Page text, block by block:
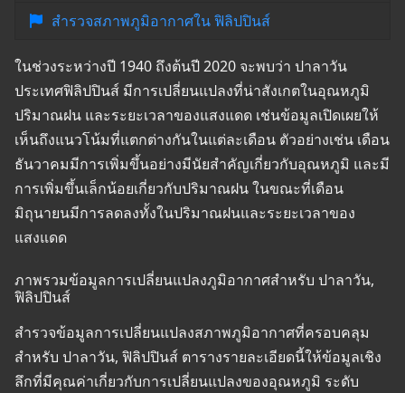
สำรวจสภาพภูมิอากาศใน ฟิลิปปินส์
ในช่วงระหว่างปี 1940 ถึงต้นปี 2020 จะพบว่า ปาลาวัน
ประเทศฟิลิปปินส์ มีการเปลี่ยนแปลงที่น่าสังเกตในอุณหภูมิ
ปริมาณฝน และระยะเวลาของแสงแดด เช่นข้อมูลเปิดเผยให้
เห็นถึงแนวโน้มที่แตกต่างกันในแต่ละเดือน ตัวอย่างเช่น เดือน
ธันวาคมมีการเพิ่มขึ้นอย่างมีนัยสำคัญเกี่ยวกับอุณหภูมิ และมี
การเพิ่มขึ้นเล็กน้อยเกี่ยวกับปริมาณฝน ในขณะที่เดือน
มิถุนายนมีการลดลงทั้งในปริมาณฝนและระยะเวลาของ
แสงแดด
ภาพรวมข้อมูลการเปลี่ยนแปลงภูมิอากาศสำหรับ ปาลาวัน,
ฟิลิปปินส์
สำรวจข้อมูลการเปลี่ยนแปลงสภาพภูมิอากาศที่ครอบคลุม
สำหรับ ปาลาวัน, ฟิลิปปินส์ ตารางรายละเอียดนี้ให้ข้อมูลเชิง
ลึกที่มีคุณค่าเกี่ยวกับการเปลี่ยนแปลงของอุณหภูมิ ระดับ